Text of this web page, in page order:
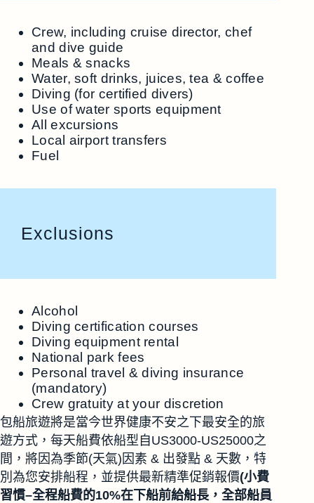
Crew, including cruise director, chef
and dive guide
Meals & snacks
Water, soft drinks, juices, tea & coffee
Diving (for certified divers)
Use of water sports equipment
All excursions
Local airport transfers
Fuel
Exclusions
Alcohol
Diving certification courses
Diving equipment rental
National park fees
Personal travel & diving insurance
(mandatory)
Crew gratuity at your discretion
包船旅遊將是當今世界健康不安之下最安全的旅
遊方式，每天船費依船型自US3000-US25000之
間，將因為季節(天氣)因素 & 出發點 & 天數，特
別為您安排船程，並提供最新精準促銷報價(小費
習慣–全程船費的10%在下船前給船長，全部船員